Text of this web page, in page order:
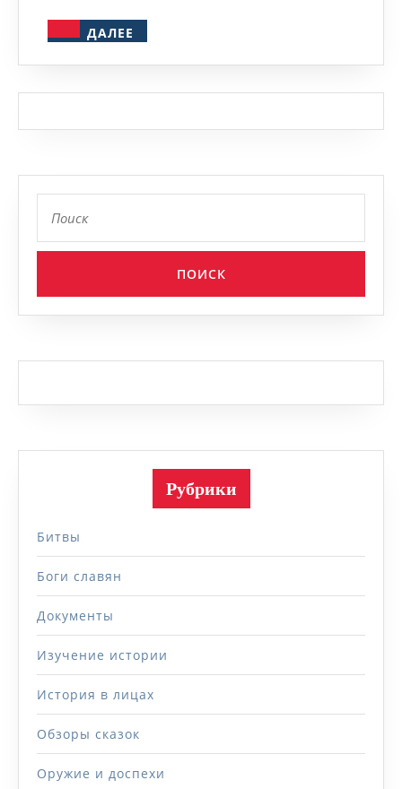
ДАЛЕЕ
Рубрики
Битвы
Боги славян
Документы
Изучение истории
История в лицах
Обзоры сказок
Оружие и доспехи